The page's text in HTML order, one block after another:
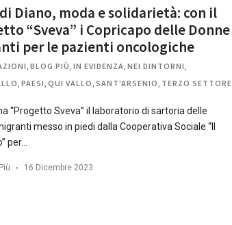
Diano, moda e solidarietà: con il
“Sveva” i Copricapo delle Donne
per le pazienti oncologiche
BLOG PIÙ IN EVIDENZA NEI DINTORNI
PAESI QUI VALLO SANT'ARSENIO TERZO SETTORE
“Progetto Sveva” il laboratorio di sartoria delle
messo in piedi dalla Cooperativa Sociale “Il
per…
16 Dicembre 2023